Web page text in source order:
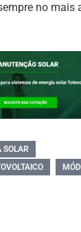
no mais
SOLAR